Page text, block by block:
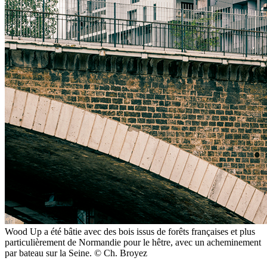
Wood Up a été bâtie avec des bois issus de forêts françaises et plus
particulièrement de Normandie pour le hêtre, avec un acheminement
par bateau sur la Seine. © Ch. Broyez